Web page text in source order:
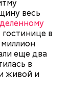
весь
в
еще два
в
живой и
Миссюру, но
их сына не
он
и утверждал,
Мутаеву
об